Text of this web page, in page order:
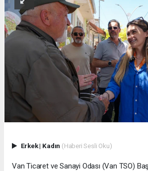
Erkek| Kadın (Haberi Sesli Oku)
Van Ticaret ve Sanayi Odası (Van TSO)